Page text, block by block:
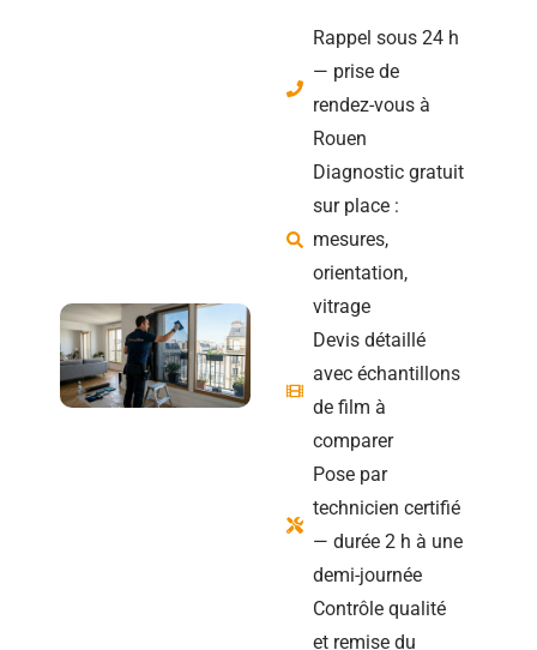
Rappel sous 24 h
— prise de
rendez-vous à
Rouen
Diagnostic gratuit
sur place :
mesures,
orientation,
vitrage
Devis détaillé
avec échantillons
de film à
comparer
Pose par
technicien certifié
— durée 2 h à une
demi-journée
Contrôle qualité
et remise du